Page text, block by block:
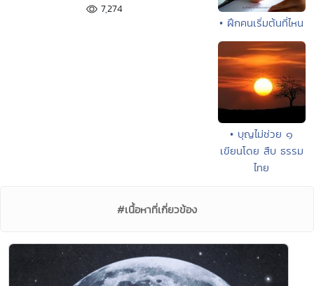
7,274
• ฝึกคนเริ่มต้นที่ไหน
• บุญไม่ช่วย ๑
เขียนโดย สืบ ธรรม
ไทย
#เนื้อหาที่เกี่ยวข้อง